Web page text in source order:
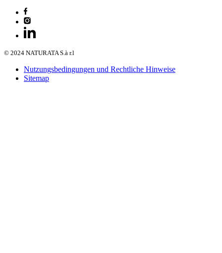
© 2024 NATURATA S.à r.l
Nutzungsbedingungen und Rechtliche Hinweise
Sitemap